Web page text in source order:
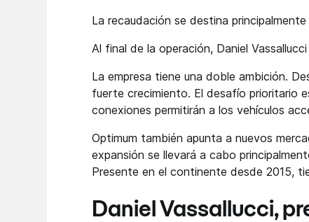
La recaudación se destina
Al final de la operación, Daniel
La empresa tiene una doble ambición.
fuerte crecimiento. El desafío prioritario
conexiones permitirán a los vehículos
Optimum también apunta a nuevos
expansión se llevará a cabo
Presente en el continente desde 2015,
Daniel Vassallucci,